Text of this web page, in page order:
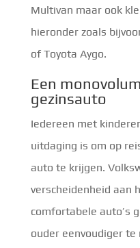
Multivan maar ook
hieronder zoals
of Toyota Aygo.
Een
gezinsauto
Iedereen met
uitdaging is om op
auto te krijgen.
verscheidenheid aan
comfortabele auto’s
ouder eenvoudiger te